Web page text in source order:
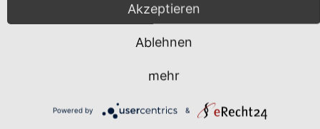
April-Podcast wirft
politischen
Bundestagswahl 2025
Akzeptieren
Ablehnen
mehr
Powered by &